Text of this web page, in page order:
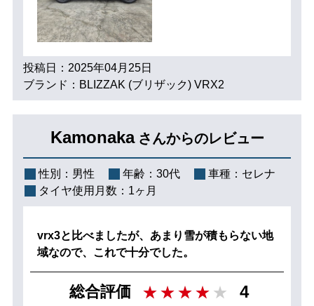
投稿日：2025年04月25日
ブランド：BLIZZAK (ブリザック) VRX2
Kamonaka さんからのレビュー
性別： 男性 年齢： 30代 車種： セレナ
タイヤ使用月数： 1ヶ月
vrx3と比べましたが、あまり雪が積もらない地
域なので、これで十分でした。
総合評価 4